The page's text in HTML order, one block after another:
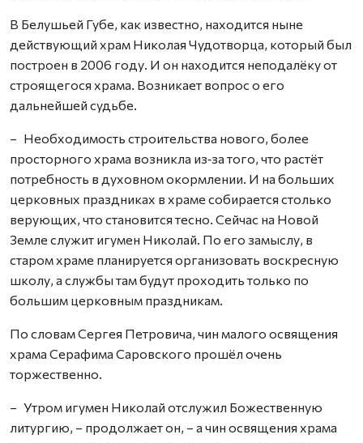
В Белушьей Губе, как известно, находится ныне
действующий храм Николая Чудотворца, который был
построен в 2006 году. И он находится неподалёку от
строящегося храма. Возникает вопрос о его
дальнейшей судьбе.
– Необходимость строительства нового, более
просторного храма возникла из‑за того, что растёт
потребность в духовном окормлении. И на больших
церковных праздниках в храме собирается столько
верующих, что становится тесно. Сейчас на Новой
Земле служит игумен Николай. По его замыслу, в
старом храме планируется организовать воскресную
школу, а службы там будут проходить только по
большим церковным праздникам.
По словам Сергея Петровича, чин малого освящения
храма Серафима Саровского прошёл очень
торжественно.
– Утром игумен Николай отслужил Божественную
литургию, – продолжает он, – а чин освящения храма